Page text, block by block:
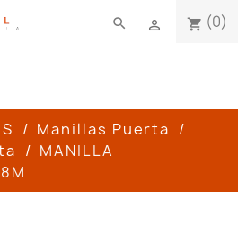
shopping_cart (0)

search
Manillas Puerta
MANILLA